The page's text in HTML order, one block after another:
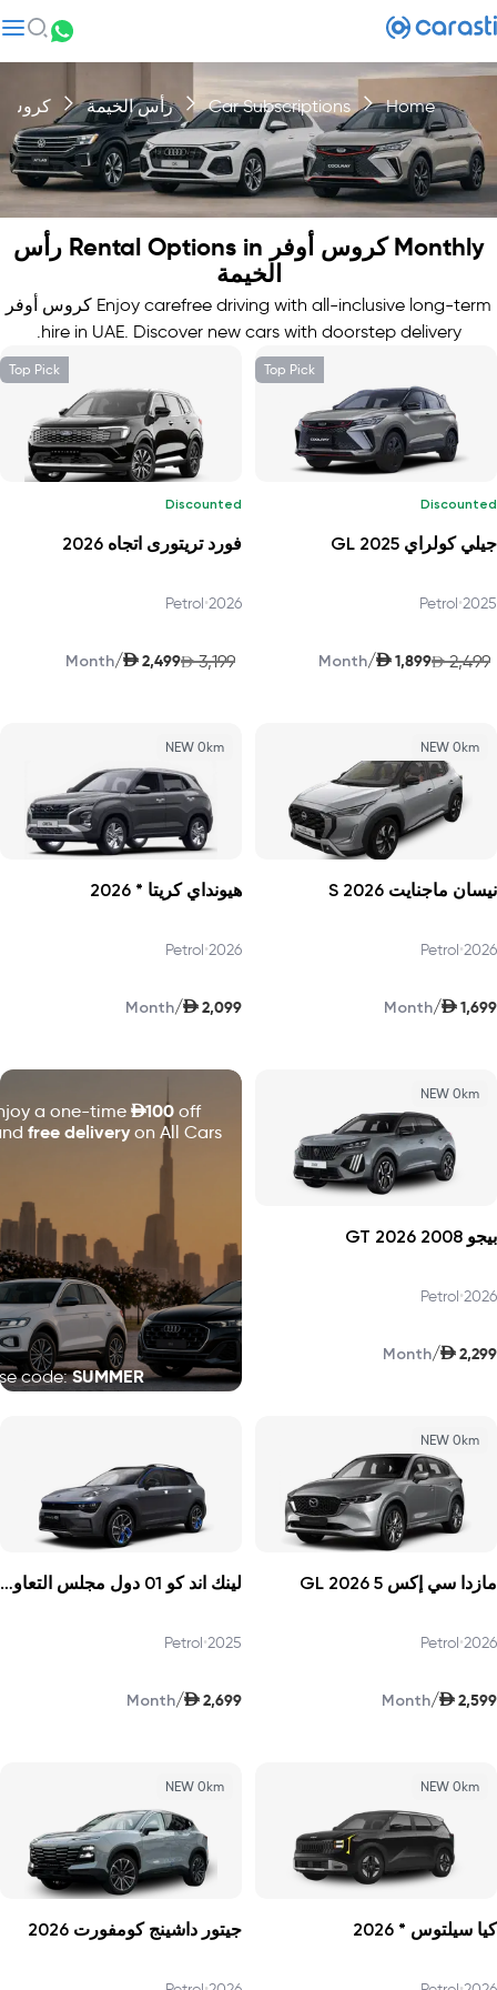
Home
Car Subscriptions رأس الخيمة كروس
Monthly كروس أوفر Rental Options in رأس
الخيمة
Enjoy carefree driving with all-inclusive long-term كروس أوفر
hire in UAE. Discover new cars with doorstep delivery.
Top Pick
Discounted
جيلي كولراي GL 2025
2025
•
Petrol
AED 2,499
AED 1,899
/
Month
Top Pick
Discounted
فورد تريتورى اتجاه 2026
2026
•
Petrol
AED 3,199
AED 2,499
/
Month
NEW 0km
نيسان ماجنايت S 2026
2026
•
Petrol
AED 1,699
/
Month
NEW 0km
هيونداي كريتا * 2026
2026
•
Petrol
AED 2,099
/
Month
NEW 0km
بيجو 2008 GT 2026
2026
•
Petrol
AED 2,299
/
Month
a one-time D100 off
free deliveryon All Cars!
code: SUMMER
NEW 0km
مازدا سي إكس 5 GL 2026
2026
•
Petrol
AED 2,599
/
Month
لينك اند كو 01 دول مجلس التعاون الخليجي بصوت أعلى برو 2025
2025
•
Petrol
AED 2,699
/
Month
NEW 0km
كيا سيلتوس * 2026
NEW 0km
جيتور داشينج كومفورت 2026